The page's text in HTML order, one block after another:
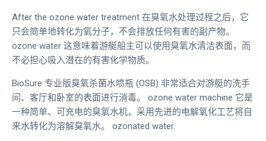
After the ozone water treatment 在臭氧水处理过程之后，它
只会简单地转化为氧分子，不会排放任何有害的副产物。
ozone water 这意味着游艇船主可以使用臭氧水清洁表面，而
不必担心吸入潜在的有害化学物质。
BioSure 专业版臭氧杀菌水喷瓶 (OSB) 非常适合对游艇的洗手
间、客厅和卧室的表面进行消毒。 ozone water machine 它是
一种简单、可充电的臭氧水机，采用先进的电解氧化工艺将自
来水转化为溶解臭氧水。 ozonated water.